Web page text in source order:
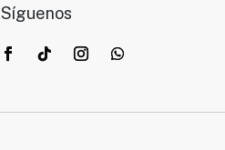
Síguenos